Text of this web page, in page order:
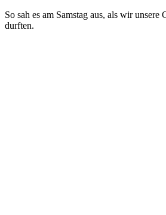
So sah es am Samstag aus, als wir unsere
durften.